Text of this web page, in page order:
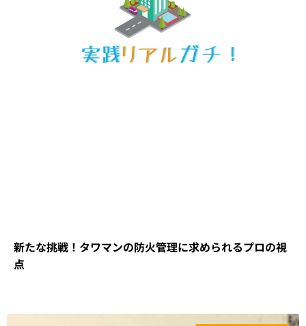
新たな挑戦！タワマンの防火管理に求められるプロの視
点